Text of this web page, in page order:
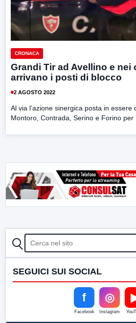
CRONACA
Grandi Tir ad Avellino e nei
arrivano i posti di blocco
2 AGOSTO 2022
Al via l’azione sinergica posta in essere
Montoro, Contrada, Serino e Forino per
CERCA
SEGUICI SUI SOCIAL
f
Facebook
◎
Instagram